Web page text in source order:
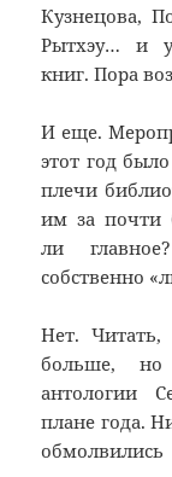
Кузнецова,
Рытхэу… и
книг. Пора
И еще.
этот год
плечи
им за почти
ли
собственно
Нет. Читать,
больше,
антологии
плане года.